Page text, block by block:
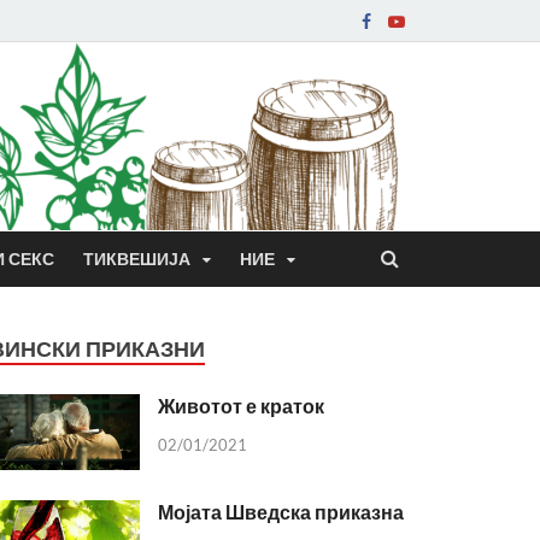
СЕКС ТИКВЕШИЈА НИЕ
ПРИКАЗНИ
Животот е краток
02/01/2021
Мојата Шведска приказна